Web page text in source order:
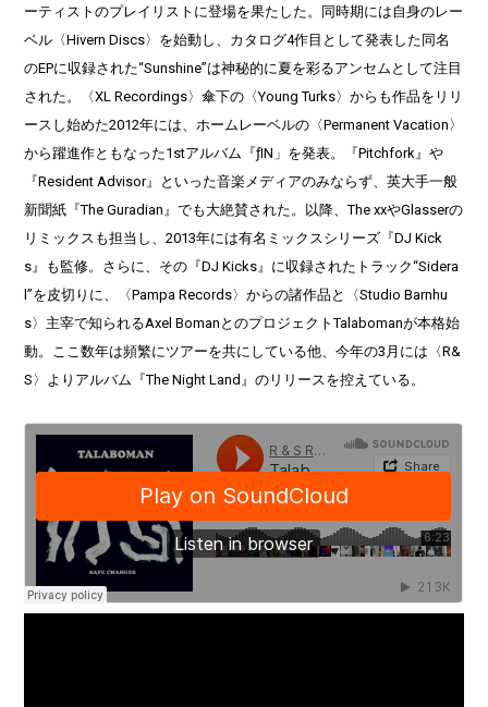
ーティストのプレイリストに登場を果たした。同時期には自身のレー
ベル〈Hivern Discs〉を始動し、カタログ4作目として発表した同名
のEPに収録された“Sunshine”は神秘的に夏を彩るアンセムとして注目
された。〈XL Recordings〉傘下の〈Young Turks〉からも作品をリリ
ースし始めた2012年には、ホームレーベルの〈Permanent Vacation〉
から躍進作ともなった1stアルバム『ƒIN」を発表。『Pitchfork』や
『Resident Advisor』といった音楽メディアのみならず、英大手一般
新聞紙『The Guradian』でも大絶賛された。以降、The xxやGlasserの
リミックスも担当し、2013年には有名ミックスシリーズ『DJ Kick
s』も監修。さらに、その『DJ Kicks』に収録されたトラック“Sidera
l”を皮切りに、〈Pampa Records〉からの諸作品と〈Studio Barnhu
s〉主宰で知られるAxel BomanとのプロジェクトTalabomanが本格始
動。ここ数年は頻繁にツアーを共にしている他、今年の3月には〈R&
S〉よりアルバム『The Night Land』のリリースを控えている。